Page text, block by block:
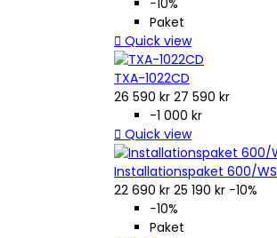
−10%
Paket
 Quick view
TXA-1022CD
26 590 kr 27 590 kr
-1 000 kr
 Quick view
Installationspaket 600/WS
22 690 kr 25 190 kr −10%
−10%
Paket